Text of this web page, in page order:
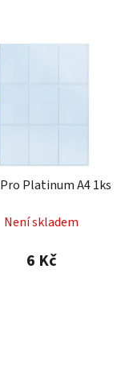
Platinum A4 1ks
Není skladem
6 Kč